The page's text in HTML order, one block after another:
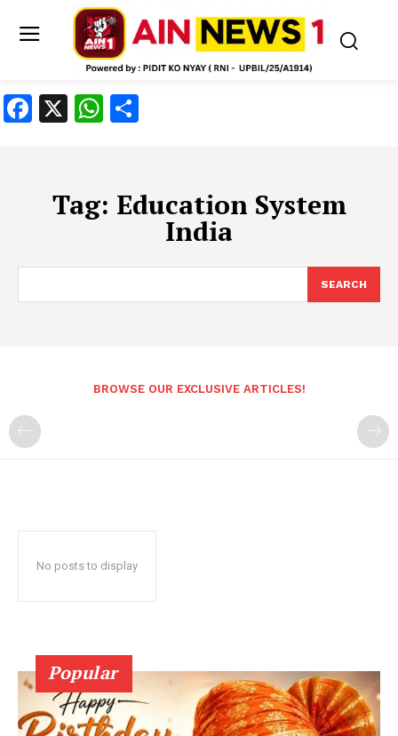
Facebook
X WhatsApp
Tag: Education System
India
SEARCH
BROWSE OUR EXCLUSIVE ARTICLES!
No posts to display
Popular